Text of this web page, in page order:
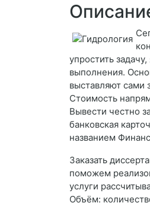
упростить
выполнения.
выставляют сами
Стоимость
Вывести честно
банковская
названием
Заказать
поможем
услуги
Объём: